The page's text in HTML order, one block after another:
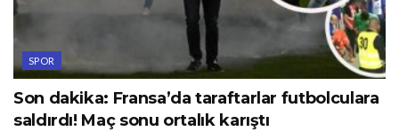
SPOR
Son dakika: Fransa’da taraftarlar futbolculara
saldırdı! Maç sonu ortalık karıştı